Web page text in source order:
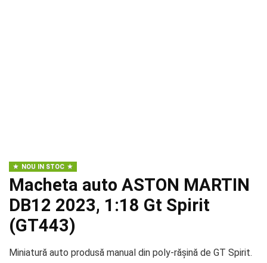
NOU IN STOC
Macheta auto ASTON MARTIN
DB12 2023, 1:18 Gt Spirit
(GT443)
Miniatură auto produsă manual din poly-rășină de GT Spirit.